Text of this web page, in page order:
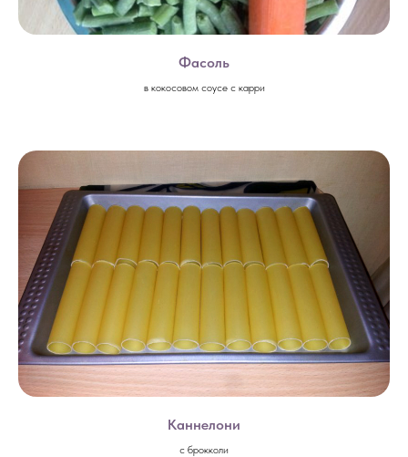
Фасоль
в кокосовом соусе с карри
Каннелони
с брокколи